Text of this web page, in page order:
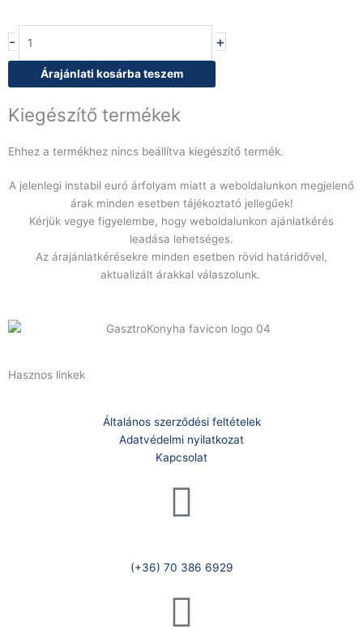
-
Q70PCF/GE1603
nyolc
égős
gáztűzhely,
elektromos
semleges
mennyiség
+
Árajánlati kosárba teszem
Kiegészítő termékek
Ehhez a termékhez nincs beállítva kiegészítő termék.
A jelenlegi instabil euró árfolyam miatt a weboldalunkon megjelenő
árak minden esetben tájékoztató jellegűek!
Kérjük vegye figyelembe, hogy weboldalunkon ajánlatkérés
leadása lehetséges.
Az árajánlatkérésekre minden esetben rövid határidővel,
aktualizált árakkal válaszolunk.
Hasznos linkek
Általános szerződési feltételek
Adatvédelmi nyilatkozat
Kapcsolat
(+36) 70 386 6929